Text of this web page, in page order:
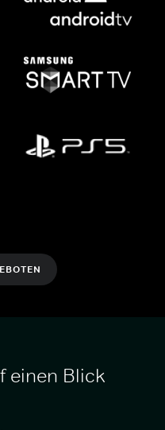
einen Blick